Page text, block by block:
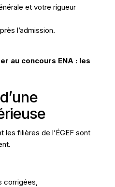
et votre rigueur
l’admission.
au concours ENA : les
les filières de l’ÉGEF sont
corrigées,